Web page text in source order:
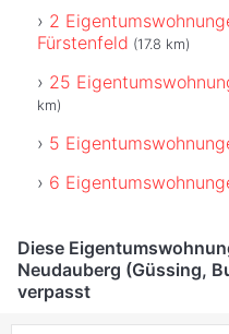
2
Fürstenfeld (17.8 km)
25
km)
5
6
Diese
Neudauberg (Güssing,
verpasst